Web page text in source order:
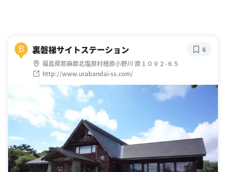
B 裏磐梯サイトステーション
福島県耶麻郡北塩原村檜原小野川 原１０９２-６５
http://www.urabandai-ss.com/
6